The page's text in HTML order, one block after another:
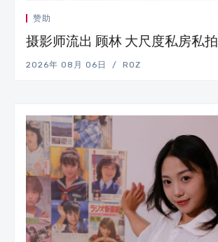
赞助
摄影师流出 顾林 大尺度私房私拍
2026年 08月 06日 ROZ